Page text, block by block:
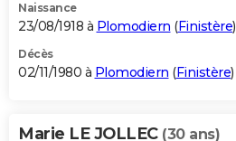
Naissance
23/08/1918 à Plomodiern (Finistère)
Décès
02/11/1980 à Plomodiern (Finistère)
Marie LE JOLLEC (30 ans)